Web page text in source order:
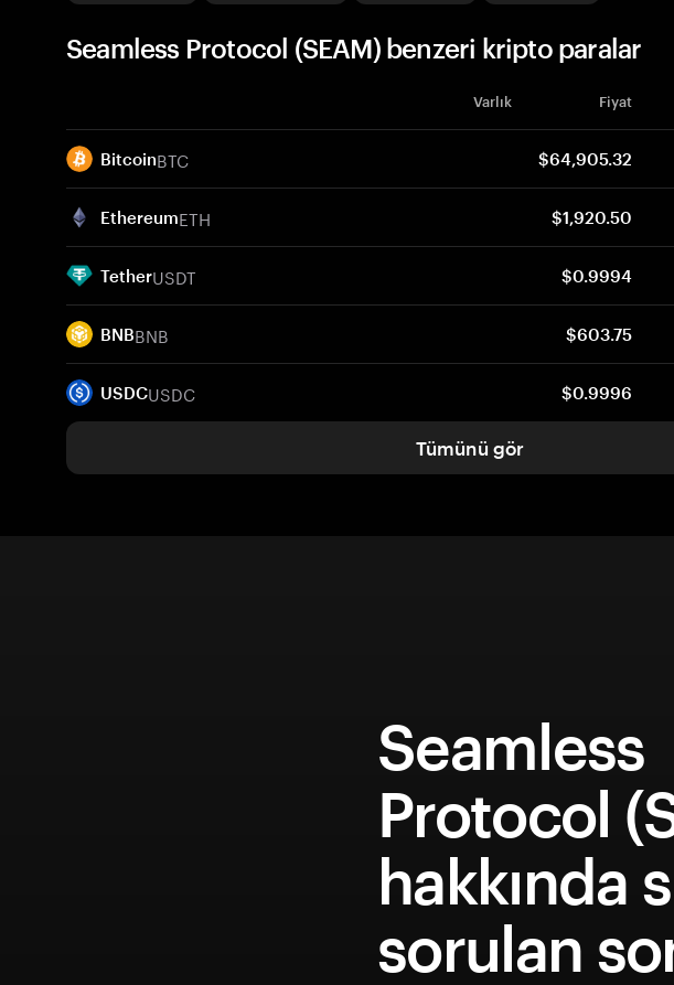
Seamless Protocol (SEAM) benzeri kripto paralar
Varlık Fiyat
BitcoinBTC $64,905.32
EthereumETH $1,920.50
TetherUSDT $0.9994
BNBBNB $603.75
USDCUSDC $0.9996
Tümünü gör
Seamless
Protocol
hakkında
sorulan